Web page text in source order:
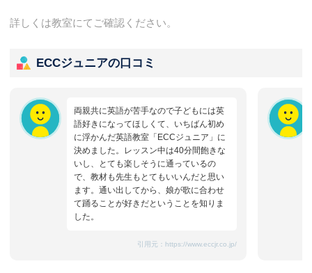
詳しくは教室にてご確認ください。
ECCジュニアの口コミ
両親共に英語が苦手なので子どもには英
語好きになってほしくて、いちばん初め
に浮かんだ英語教室「ECCジュニア」に
決めました。レッスン中は40分間飽きな
いし、とても楽しそうに通っているの
で、教材も先生もとてもいいんだと思い
ます。通い出してから、娘が歌に合わせ
て踊ることが好きだということを知りま
した。
引用元： https://www.eccjr.co.jp/